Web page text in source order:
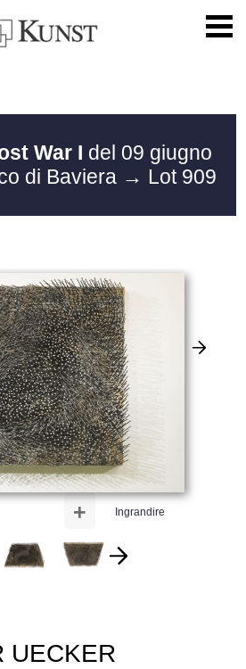
War I del 09 giugno
di Baviera → Lot 909
Ingrandire
+
UECKER